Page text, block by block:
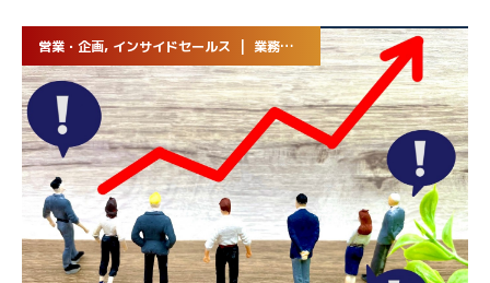
営業・企画, インサイドセールス | 業務委託